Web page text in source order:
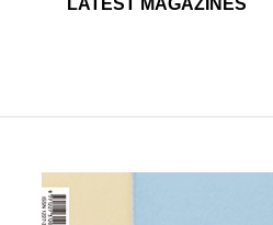
LATEST MAGAZINES